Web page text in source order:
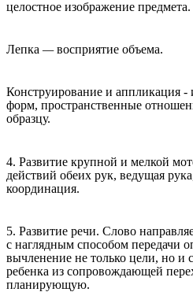
целостное изображение предмета.
Лепка —восприятие объема.
Конструирование и аппликация -
форм, пространственные
образцу.
4. Развитие крупной и мелкой
действий обеих рук, ведущая
координация.
5. Развитие речи. Слово
с наглядным способом передачи
вычленение не только цели, но и
ребенка из сопровождающей
планирующую.